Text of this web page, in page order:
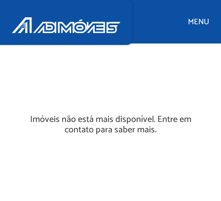
MENU
Imóveis não está mais disponível. Entre em
contato para saber mais.